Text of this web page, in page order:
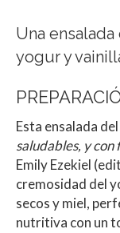
Una
yogur y
Esta ensalada
saludables, y
Emily Ezekiel
cremosidad del
secos y miel,
nutritiva con un